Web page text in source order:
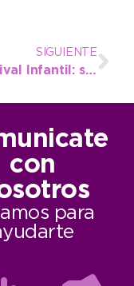
SIGUIENTE
Festival Infantil: se abrió convocatoria a vehículos gastronómicos, heladerías y cafeterías
con
para